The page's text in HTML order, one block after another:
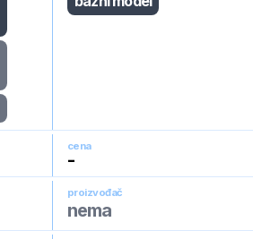
cena
-
proizvođač
nema